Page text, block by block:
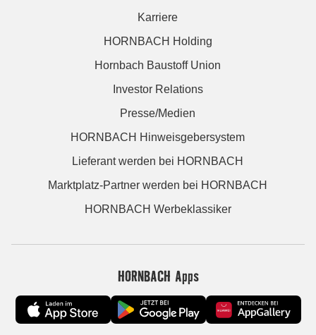
Karriere
HORNBACH Holding
Hornbach Baustoff Union
Investor Relations
Presse/Medien
HORNBACH Hinweisgebersystem
Lieferant werden bei HORNBACH
Marktplatz-Partner werden bei HORNBACH
HORNBACH Werbeklassiker
HORNBACH Apps